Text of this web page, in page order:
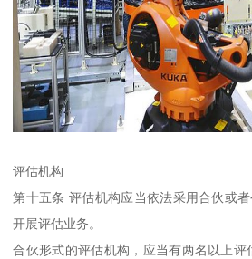
评估机构
第十五条 评估机构应当依法采用合伙或
开展评估业务。
合伙形式的评估机构，应当有两名以上评